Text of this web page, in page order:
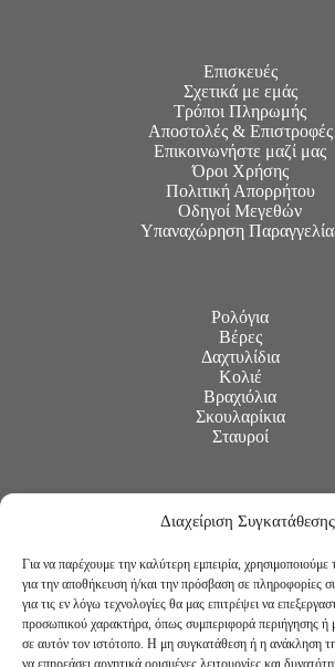
Διαχείριση Συγκατάθεσης
Για να παρέχουμε την καλύτερη εμπειρία,
για την αποθήκευση ή/και την πρόσβαση σε πληροφορίες
για τις εν λόγω τεχνολογίες θα μας επιτρέψει να
προσωπικού χαρακτήρα, όπως συμπεριφορά περιήγησης ή
σε αυτόν τον ιστότοπο. Η μη συγκατάθεση ή η ανάκληση
να επηρεάσει αρνητικά ορισμένες λειτουργίες και
Επισκευές
Σχετικά με εμάς
Τρόποι Πληρωμής
Αποστολές & Επιστροφές
Επικοινωνήστε μαζί μας
Όροι Χρήσης
Πολιτική Απορρήτου
Οδηγοί Μεγεθών
Υπαναχώρηση
Ρολόγια
Βέρες
Δαχτυλίδια
Κολιέ
Βραχιόλια
Σκουλαρίκια
Σταυροί